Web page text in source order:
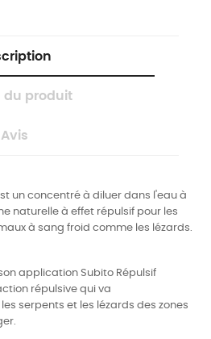
du produit
Avis
un concentré à diluer dans l'eau à
naturelle à effet répulsif pour les
à sang froid comme les lézards.
application Subito Répulsif
répulsive qui va
serpents et les lézards des zones